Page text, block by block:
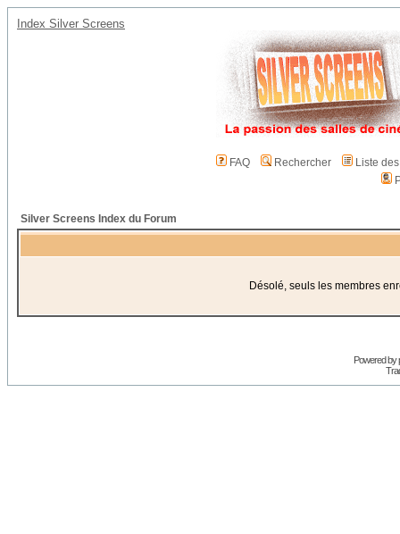
Index Silver Screens
FAQ Rechercher
Liste
Silver Screens Index du Forum
Désolé, seuls les membres
Powered by